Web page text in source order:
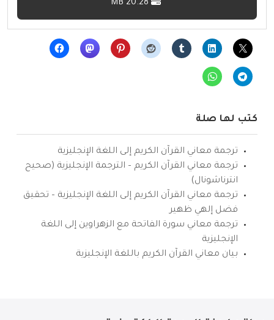
كتب لها صلة
ترجمة معاني القرآن الكريم إلى اللغة الإنجليزية
ترجمة معاني القرآن الكريم – الترجمة الإنجليزية (صحيح
انترناشونال)
ترجمة معاني القرآن الكريم إلى اللغة الإنجليزية – تحقيق
فضل إلهي ظهير
ترجمة معاني سورة الفاتحة مع الزهراوين إلى اللغة
الإنجليزية
بيان معاني القرآن الكريم باللغة الإنجليزية